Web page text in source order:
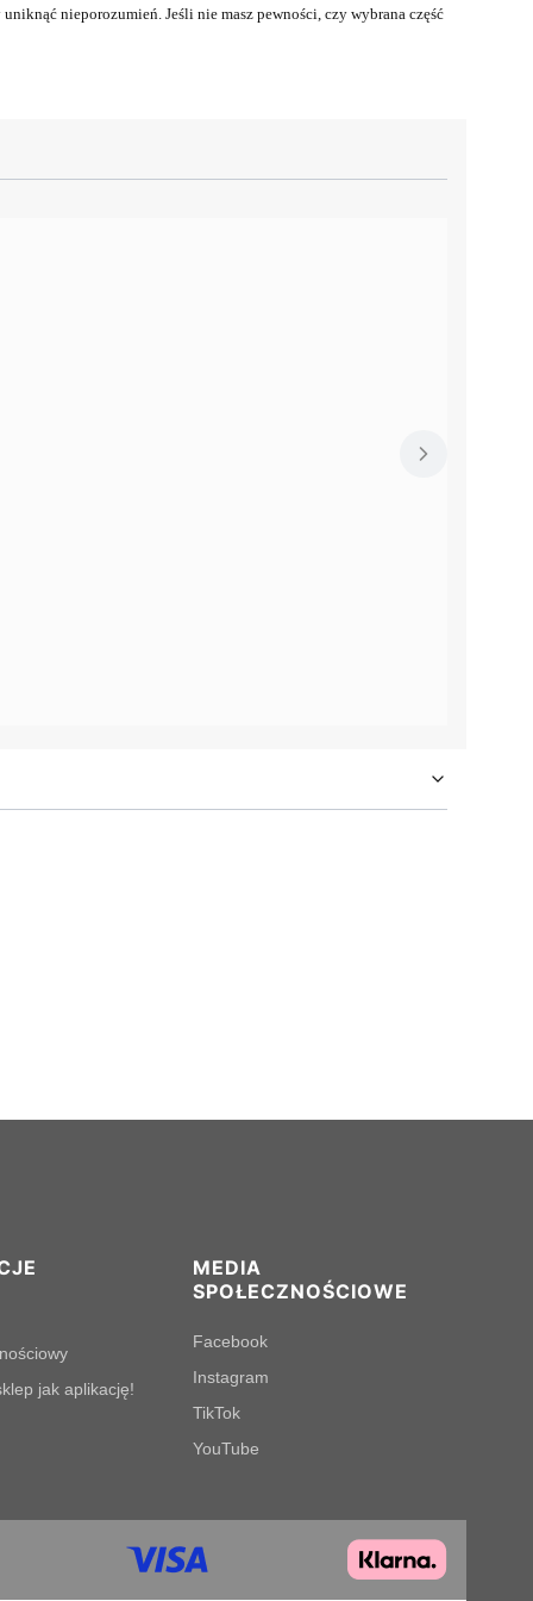
nieporozumień. Jeśli nie masz pewności, czy wybrana część
jak aplikację!
MEDIA
SPOŁECZNOŚCIOWE
Facebook
Instagram
TikTok
YouTube